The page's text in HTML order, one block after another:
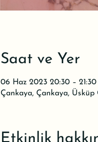
Saat ve Yer
06 Haz 2023 20:30 – 21:30
Çankaya, Çankaya,
Etkinlik